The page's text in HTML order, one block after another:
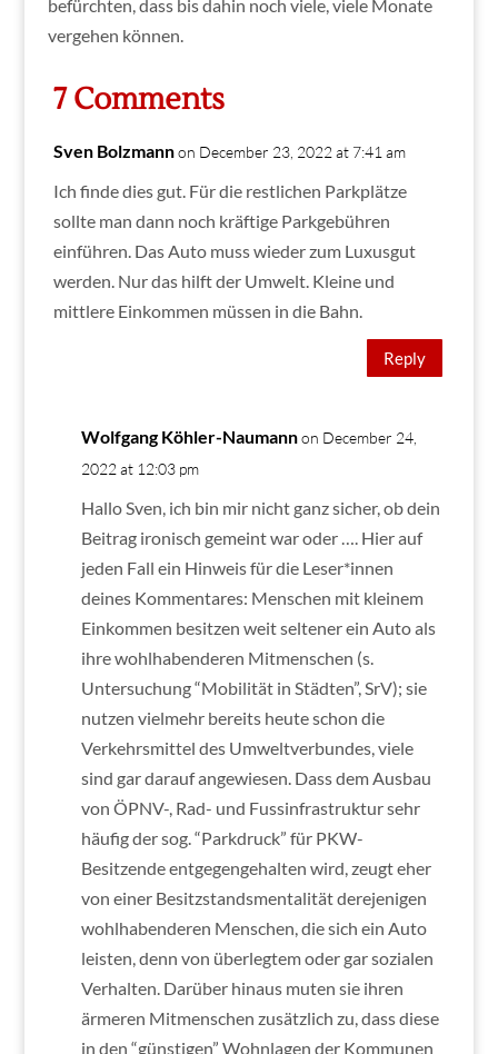
befürchten, dass bis dahin noch viele, viele Monate
vergehen können.
7 Comments
Sven Bolzmann on December 23, 2022 at 7:41 am
Ich finde dies gut. Für die restlichen Parkplätze
sollte man dann noch kräftige Parkgebühren
einführen. Das Auto muss wieder zum Luxusgut
werden. Nur das hilft der Umwelt. Kleine und
mittlere Einkommen müssen in die Bahn.
Reply
Wolfgang Köhler-Naumann on December 24,
2022 at 12:03 pm
Hallo Sven, ich bin mir nicht ganz sicher, ob dein
Beitrag ironisch gemeint war oder …. Hier auf
jeden Fall ein Hinweis für die Leser*innen
deines Kommentares: Menschen mit kleinem
Einkommen besitzen weit seltener ein Auto als
ihre wohlhabenderen Mitmenschen (s.
Untersuchung “Mobilität in Städten”, SrV); sie
nutzen vielmehr bereits heute schon die
Verkehrsmittel des Umweltverbundes, viele
sind gar darauf angewiesen. Dass dem Ausbau
von ÖPNV-, Rad- und Fussinfrastruktur sehr
häufig der sog. “Parkdruck” für PKW-
Besitzende entgegengehalten wird, zeugt eher
von einer Besitzstandsmentalität derejenigen
wohlhabenderen Menschen, die sich ein Auto
leisten, denn von überlegtem oder gar sozialen
Verhalten. Darüber hinaus muten sie ihren
ärmeren Mitmenschen zusätzlich zu, dass diese
in den “günstigen” Wohnlagen der Kommunen